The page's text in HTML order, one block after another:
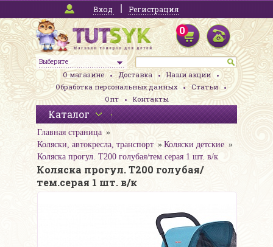
Вход Регистрация
Выберите
0
О магазине Доставка
Наши акции
Обработка персональных данных
Статьи
Опт
Контакты
Каталог
Главная страница
Коляски, автокресла, транспорт
Коляски детские
Коляска прогул. T200 голубая/тем.серая 1 шт. в/к
Коляска прогул. T200 голубая/
тем.серая 1 шт. в/к